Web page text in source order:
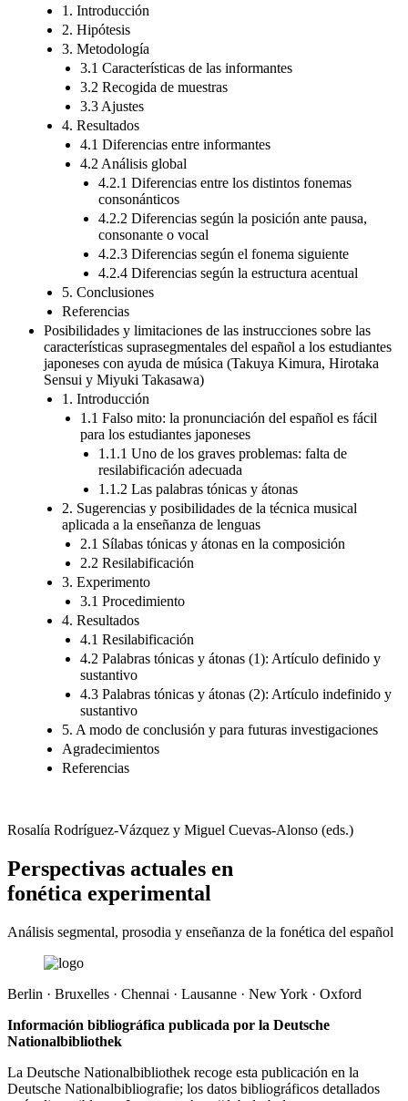
1. Introducción
2. Hipótesis
3. Metodología
3.1 Características de las informantes
3.2 Recogida de muestras
3.3 Ajustes
4. Resultados
4.1 Diferencias entre informantes
4.2 Análisis global
4.2.1 Diferencias entre los distintos fonemas
consonánticos
4.2.2 Diferencias según la posición ante pausa,
consonante o vocal
4.2.3 Diferencias según el fonema siguiente
4.2.4 Diferencias según la estructura acentual
5. Conclusiones
Referencias
Posibilidades y limitaciones de las instrucciones sobre las
características suprasegmentales del español a los estudiantes
japoneses con ayuda de música (Takuya Kimura, Hirotaka
Sensui y Miyuki Takasawa)
1. Introducción
1.1 Falso mito: la pronunciación del español es fácil
para los estudiantes japoneses
1.1.1 Uno de los graves problemas: falta de
resilabificación adecuada
1.1.2 Las palabras tónicas y átonas
2. Sugerencias y posibilidades de la técnica musical
aplicada a la enseñanza de lenguas
2.1 Sílabas tónicas y átonas en la composición
2.2 Resilabificación
3. Experimento
3.1 Procedimiento
4. Resultados
4.1 Resilabificación
4.2 Palabras tónicas y átonas (1): Artículo definido y
sustantivo
4.3 Palabras tónicas y átonas (2): Artículo indefinido y
sustantivo
5. A modo de conclusión y para futuras investigaciones
Agradecimientos
Referencias
Rosalía Rodríguez-Vázquez y Miguel Cuevas-Alonso (eds.)
Perspectivas actuales en
fonética experimental
Análisis segmental, prosodia y enseñanza de la fonética del español
Berlin · Bruxelles · Chennai · Lausanne · New York · Oxford
Información bibliográfica publicada por la Deutsche
Nationalbibliothek
La Deutsche Nationalbibliothek recoge esta publicación en la
Deutsche Nationalbibliografie; los datos bibliográficos detallados